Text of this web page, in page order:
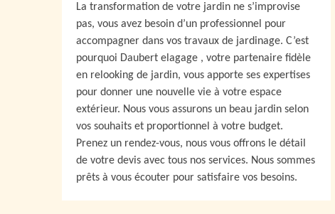
La transformation de votre jardin ne s’improvise
pas, vous avez besoin d’un professionnel pour
accompagner dans vos travaux de jardinage. C’est
pourquoi Daubert elagage , votre partenaire fidèle
en relooking de jardin, vous apporte ses expertises
pour donner une nouvelle vie à votre espace
extérieur. Nous vous assurons un beau jardin selon
vos souhaits et proportionnel à votre budget.
Prenez un rendez-vous, nous vous offrons le détail
de votre devis avec tous nos services. Nous sommes
prêts à vous écouter pour satisfaire vos besoins.